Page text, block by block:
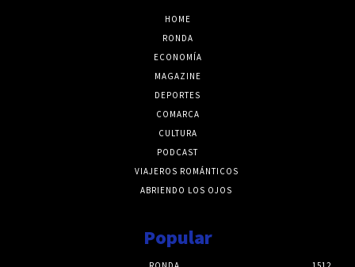
HOME
RONDA
ECONOMÍA
MAGAZINE
DEPORTES
COMARCA
CULTURA
PODCAST
VIAJEROS ROMÁNTICOS
ABRIENDO LOS OJOS
Popular